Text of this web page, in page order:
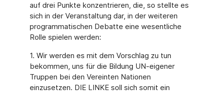
auf drei Punkte konzentrieren, die, so stellte es
sich in der Veranstaltung dar, in der weiteren
programmatischen Debatte eine wesentliche
Rolle spielen werden:
1. Wir werden es mit dem Vorschlag zu tun
bekommen, uns für die Bildung UN-eigener
Truppen bei den Vereinten Nationen
einzusetzen. DIE LINKE soll sich somit ein